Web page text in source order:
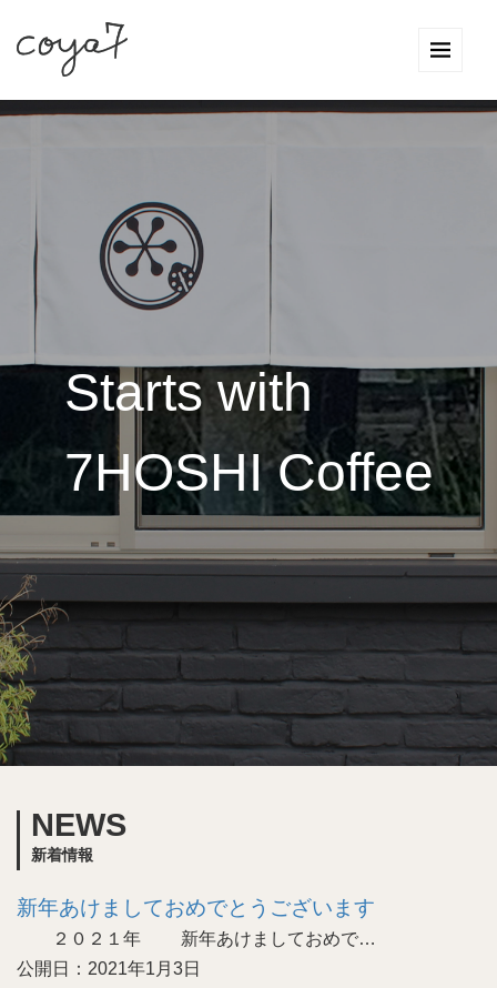
Starts with
7HOSHI Coffee
NEWS
新着情報
新年あけましておめでとうございます
２０２１年 新年あけましておめで…
公開日：2021年1月3日